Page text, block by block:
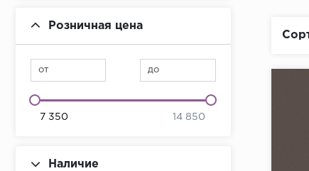
Розничная цена
от до
7 350 14 850
Наличие